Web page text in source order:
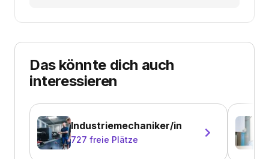
Das könnte dich auch
interessieren
Industriemechaniker/in
727 freie Plätze